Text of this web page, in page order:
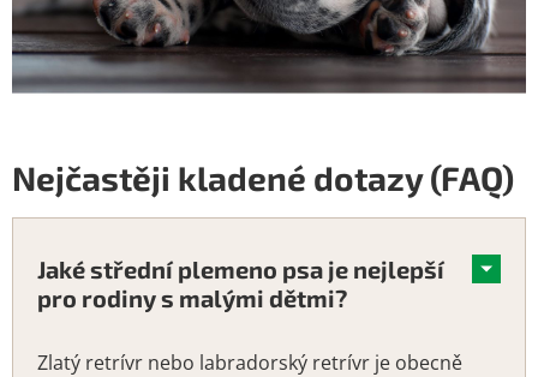
Nejčastěji kladené dotazy (FAQ)
Jaké střední plemeno psa je nejlepší
pro rodiny s malými dětmi?
Zlatý retrívr nebo labradorský retrívr je obecně